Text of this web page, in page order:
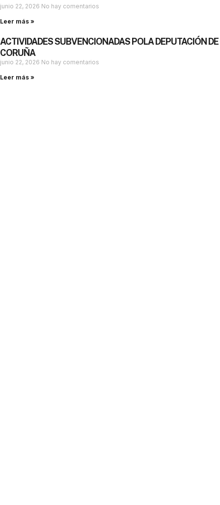
junio 22, 2026 No hay comentarios
Leer más »
ACTIVIDADES SUBVENCIONADAS POLA DEPUTACIÓN DE
CORUÑA
junio 22, 2026 No hay comentarios
Leer más »